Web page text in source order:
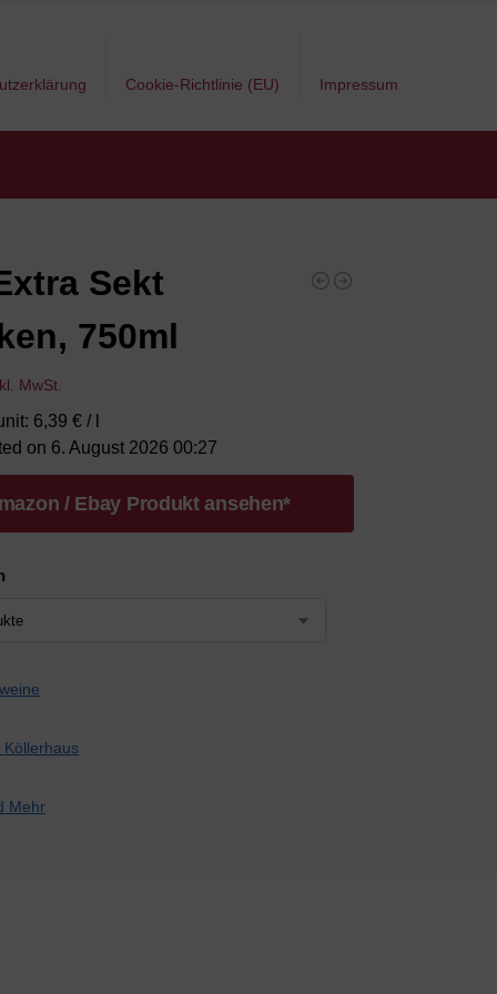
Cookie-Richtlinie (EU) Impressum
Sekt
750ml
MwSt.
6,39 € / l
on 6. August 2026 00:27
/ Ebay Produkt ansehen*